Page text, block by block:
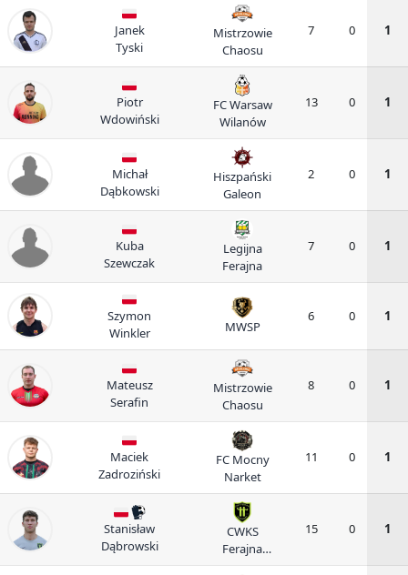
Janek
Tyski
Mistrzowie
Chaosu
7 0 1
Piotr
Wdowiński
FC Warsaw
Wilanów
13 0 1
Michał
Dąbkowski
Hiszpański
Galeon
2 0 1
Kuba
Szewczak
Legijna
Ferajna
7 0 1
Szymon
Winkler
MWSP
6 0 1
Mateusz
Serafin
Mistrzowie
Chaosu
8 0 1
Maciek
Zadroziński
FC Mocny
Narket
11 0 1
Stanisław
Dąbrowski
CWKS
Ferajna
Warszawa
15 0 1